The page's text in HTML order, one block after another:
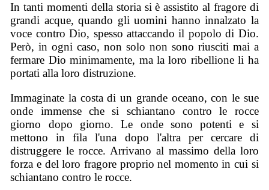
In tanti momenti della storia si è assistito al fragore di
grandi acque, quando gli uomini hanno innalzato la
voce contro Dio, spesso attaccando il popolo di Dio.
Però, in ogni caso, non solo non sono riusciti mai a
fermare Dio minimamente, ma la loro ribellione li ha
portati alla loro distruzione.
Immaginate la costa di un grande oceano, con le sue
onde immense che si schiantano contro le rocce
giorno dopo giorno. Le onde sono potenti e si
mettono in fila l'una dopo l'altra per cercare di
distruggere le rocce. Arrivano al massimo della loro
forza e del loro fragore proprio nel momento in cui si
schiantano contro le rocce.